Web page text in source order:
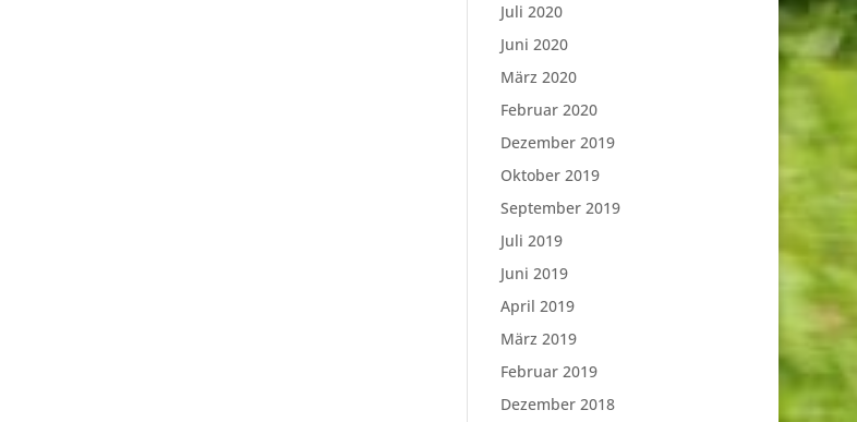
Juli 2020
Juni 2020
März 2020
Februar 2020
Dezember 2019
Oktober 2019
September 2019
Juli 2019
Juni 2019
April 2019
März 2019
Februar 2019
Dezember 2018